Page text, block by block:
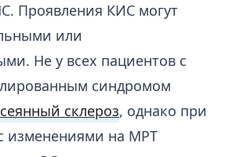
Проявления КИС могут
или
Не у всех пациентов с
синдромом
склероз, однако при
изменениями на МРТ